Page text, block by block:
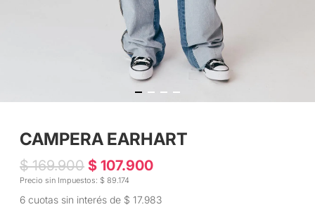
CAMPERA EARHART
$ 169.900 $ 107.900
Precio sin Impuestos: $ 89.174
6 cuotas sin interés de $ 17.983